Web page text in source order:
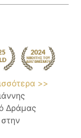
>>
Δράμας
στην